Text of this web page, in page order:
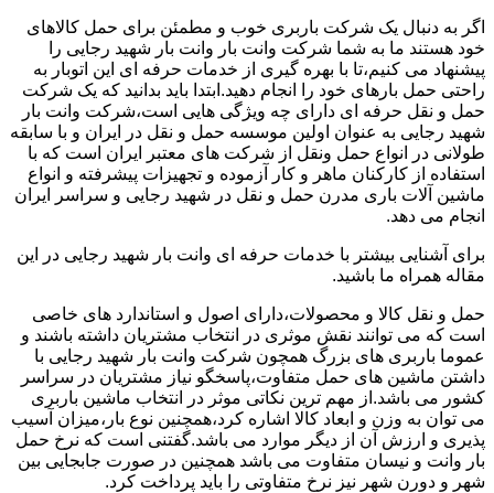
اگر به دنبال یک شرکت باربری خوب و مطمئن برای حمل کالاهای
خود هستند ما به شما شرکت وانت بار وانت بار شهید رجایی را
پیشنهاد می کنیم،تا با بهره گیری از خدمات حرفه ای این اتوبار به
راحتی حمل بارهای خود را انجام دهید.ابتدا باید بدانید که یک شرکت
حمل و نقل حرفه ای دارای چه ویژگی هایی است،شرکت وانت بار
شهید رجایی به عنوان اولین موسسه حمل و نقل در ایران و با سابقه
طولانی در انواع حمل ونقل از شرکت های معتبر ایران است که با
استفاده از کارکنان ماهر و کار آزموده و تجهیزات پیشرفته و انواع
ماشین آلات باری مدرن حمل و نقل در شهید رجایی و سراسر ایران
انجام می دهد.
برای آشنایی بیشتر با خدمات حرفه ای وانت بار شهید رجایی در این
مقاله همراه ما باشید.
حمل و نقل کالا و محصولات،دارای اصول و استاندارد های خاصی
است که می توانند نقش موثری در انتخاب مشتریان داشته باشند و
عموما باربری های بزرگ همچون شرکت وانت بار شهید رجایی با
داشتن ماشین های حمل متفاوت،پاسخگو نیاز مشتریان در سراسر
کشور می باشد.از مهم ترین نکاتی موثر در انتخاب ماشین باربری
می توان به وزن و ابعاد کالا اشاره کرد،همچنین نوع بار،میزان آسیب
پذیری و ارزش آن از دیگر موارد می باشد.گفتنی است که نرخ حمل
بار وانت و نیسان متفاوت می باشد همچنین در صورت جابجایی بین
شهر و دورن شهر نیز نرخ متفاوتی را باید پرداخت کرد.